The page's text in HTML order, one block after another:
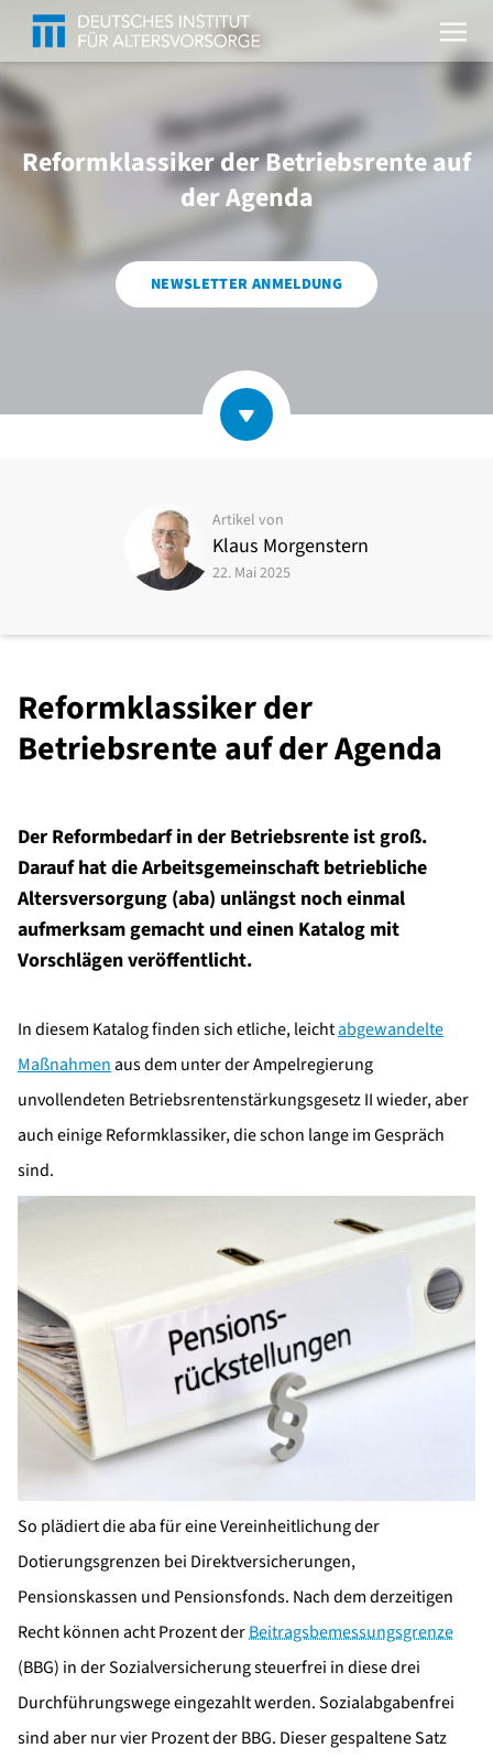
Reformklassiker der Betriebsrente auf
der Agenda
NEWSLETTER ANMELDUNG
Artikel von
Klaus Morgenstern
22. Mai 2025
Reformklassiker der
Betriebsrente auf der Agenda
Der Reformbedarf in der Betriebsrente ist groß.
Darauf hat die Arbeitsgemeinschaft betriebliche
Altersversorgung (aba) unlängst noch einmal
aufmerksam gemacht und einen Katalog mit
Vorschlägen veröffentlicht.
In diesem Katalog finden sich etliche, leichtabgewandelte
Maßnahmenaus dem unter der Ampelregierung
unvollendeten Betriebsrentenstärkungsgesetz II wieder, aber
auch einige Reformklassiker, die schon lange im Gespräch
sind.
So plädiert die aba für eine Vereinheitlichung der
Dotierungsgrenzen bei Direktversicherungen,
Pensionskassen und Pensionsfonds. Nach dem derzeitigen
Recht können acht Prozent derBeitragsbemessungsgrenze
(BBG) in der Sozialversicherung steuerfrei in diese drei
Durchführungswege eingezahlt werden. Sozialabgabenfrei
sind aber nur vier Prozent der BBG. Dieser gespaltene Satz